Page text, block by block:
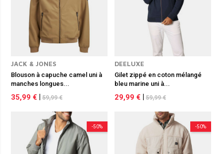
JACK & JONES
Blouson à capuche camel uni à
manches longues...
35,99 € 59,99 €
DEELUXE
Gilet zippé en coton mélangé
bleu marine uni à...
29,99 € 59,99 €
-50% -50%